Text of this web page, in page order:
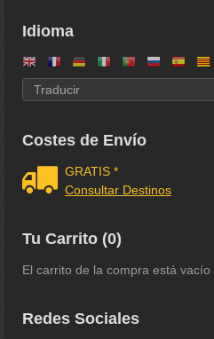
Idioma
Costes de Envío
GRATIS *
Consultar Destinos
Tu Carrito (0)
El carrito de la compra está vacío
Redes Sociales